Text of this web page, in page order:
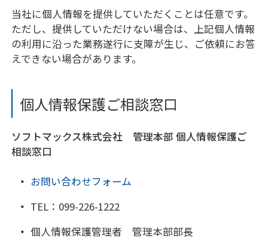
当社に個人情報を提供していただくことは任意です。
ただし、提供していただけない場合は、上記個人情報
の利用に沿った業務遂行に支障が生じ、ご依頼にお答
えできない場合があります。
個人情報保護ご相談窓口
ソフトマックス株式会社 管理本部 個人情報保護ご
相談窓口
お問い合わせフォーム
TEL： 099-226-1222
個人情報保護管理者 管理本部部長